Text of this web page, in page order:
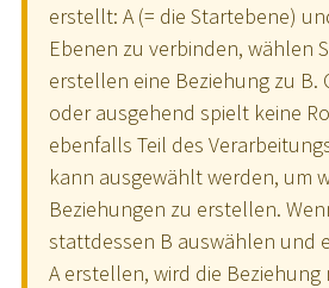
erstellt: A (= die Startebene)
Ebenen zu verbinden, wählen
erstellen eine Beziehung zu B.
oder ausgehend spielt keine
ebenfalls Teil des
kann ausgewählt werden, um
Beziehungen zu erstellen.
stattdessen B auswählen und
A erstellen, wird die